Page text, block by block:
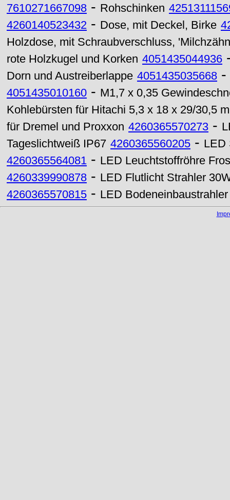
7610271667098 - Rohschinken
4260140523432 - Dose, mit Deckel, Birke
Holzdose, mit Schraubverschluss,
rote Holzkugel und Korken 4051435044936
Dorn und Austreiberlappe 4051435035668 -
4051435010160 - M1,7 x 0,35
Kohlebürsten für Hitachi 5,3 x 18 x 29/30,5
für Dremel und Proxxon 4260365570273 -
Tageslichtweiß IP67 4260365560205 - LED
4260365564081 - LED Leuchtstoffröhre
4260339990878 - LED Flutlicht Strahler
4260365570815 - LED